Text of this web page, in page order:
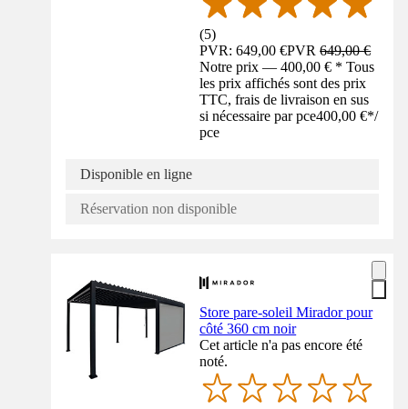
(5)
PVR: 649,00 €PVR649,00 €
Notre prix — 400,00 € * Tous
les prix affichés sont des prix
TTC, frais de livraison en sus
si nécessaire par pce400,00 €*/
pce
Disponible en ligne
Réservation non disponible
Store pare-soleil Mirador pour
côté 360 cm noir
Cet article n'a pas encore été
noté.